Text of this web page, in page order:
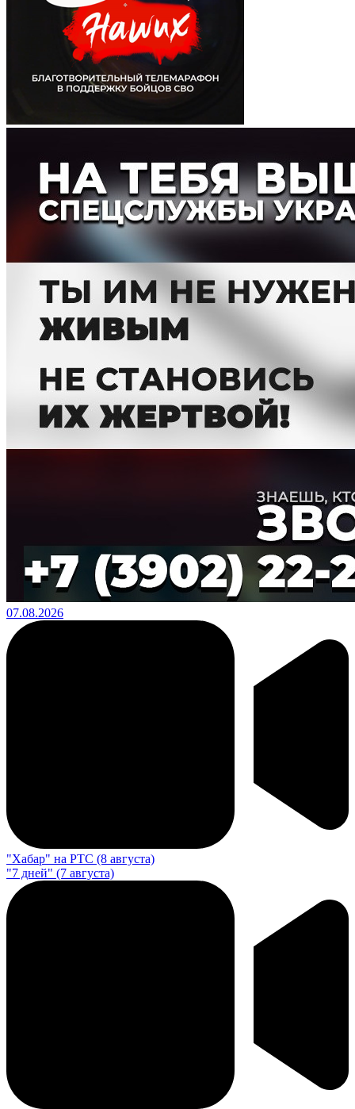
07.08.2026
"Хабар" на РТС (8 августа)
"7 дней" (7 августа)